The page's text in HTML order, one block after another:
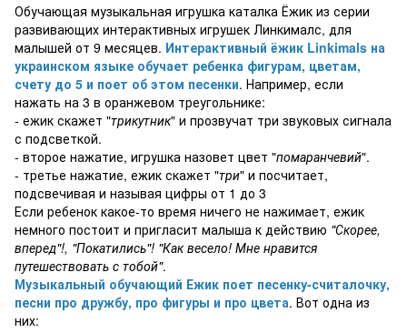
Обучающая музыкальная игрушка каталка Ёжик из серии
развивающих интерактивных игрушек Линкималс, для
малышей от 9 месяцев. Интерактивный ёжик Linkimals на
украинском языке обучает ребенка фигурам, цветам,
счету до 5 и поет об этом песенки. Например, если
нажать на 3 в оранжевом треугольнике:
- ежик скажет "трикутник" и прозвучат три звуковых сигнала
с подсветкой.
- второе нажатие, игрушка назовет цвет "помаранчевий".
- третье нажатие, ежик скажет "три" и посчитает,
подсвечивая и называя цифры от 1 до 3
Если ребенок какое-то время ничего не нажимает, ежик
немного постоит и пригласит малыша к действию "Скорее,
вперед"!, "Покатились"! "Как весело! Мне нравится
путешествовать с тобой".
Музыкальный обучающий Ежик поет песенку-считалочку,
песни про дружбу, про фигуры и про цвета. Вот одна из
них: